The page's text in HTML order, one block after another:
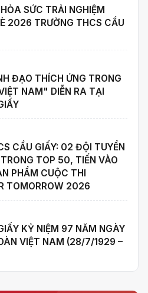
SỨC TRẢI NGHIỆM
2026 TRƯỜNG THCS CẦU
ĐẠO THÍCH ỨNG TRONG
NAM" DIỄN RA TẠI
CẦU GIẤY: 02 ĐỘI TUYỂN
TOP 50, TIẾN VÀO
PHẨM CUỘC THI
TOMORROW 2026
KỶ NIỆM 97 NĂM NGÀY
VIỆT NAM (28/7/1929 –